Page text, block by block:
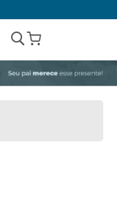
My Cart